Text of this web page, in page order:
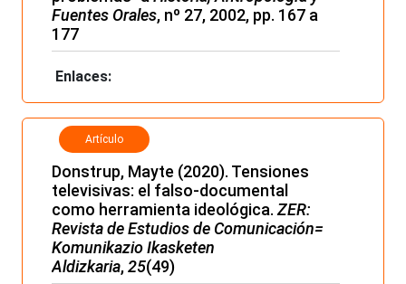
Fuentes Orales, nº 27, 2002, pp. 167 a
177
Enlaces:
Artículo
Donstrup, Mayte (2020). Tensiones
televisivas: el falso-documental
como herramienta ideológica. ZER:
Revista de Estudios de Comunicación=
Komunikazio Ikasketen
Aldizkaria,25(49)